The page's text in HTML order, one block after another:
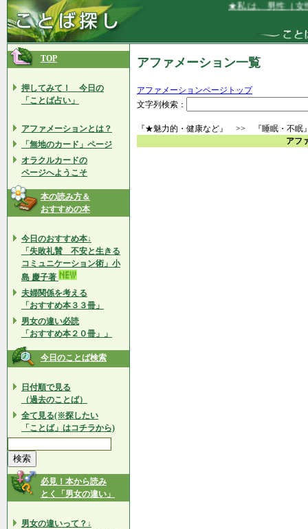
★私は、男性（女性
TOP
押してみて！ 今日の
「ことば占い」
アファメーションとは？
「無地のカード」ページ
オラクルカードの
ページへようこそ
本の読み方＆
おすすめの本
今日のおすすめ本↓
「失敗礼賛 不安と生きる
コミュニケーション術」小
島 慶子著
夫婦関係を考える
「おすすめ本３３冊」
男女の違い必読
「おすすめ本２０冊」」
今日のことば検索
日付順で見る
（過去のことば）
全て見る(※探したい
「ことば」はコチラから)
必見！本から読み
とく「男女の違い」
男女の違いって？↓
アファメーション一覧
アファメーションページトップ
文字列検索：
『★魅力的・健康など』 >> 『睡眠・不眠
アフ